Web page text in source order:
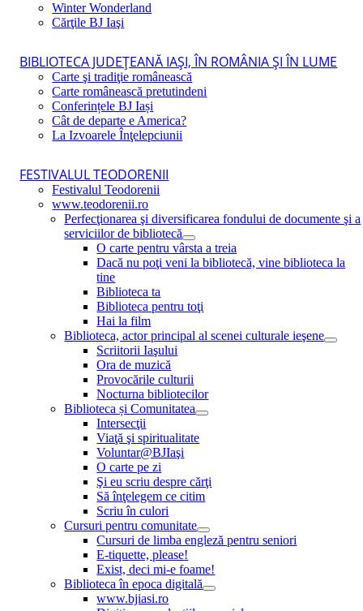
Winter Wonderland
Cărţile BJ Iaşi
BIBLIOTECA JUDEŢEANĂ IAŞI, ÎN ROMÂNIA ŞI ÎN LUME
Carte şi tradiţie românească
Carte românească pretutindeni
Conferințele BJ Iași
Cât de departe e America?
La Izvoarele Înţelepciunii
FESTIVALUL TEODORENII
Festivalul Teodorenii
www.teodorenii.ro
Perfecţionarea şi diversificarea fondului de documente şi a
serviciilor de bibliotecă
O carte pentru vârsta a treia
Dacă nu poţi veni la bibliotecă, vine biblioteca la
tine
Biblioteca ta
Biblioteca pentru toţi
Hai la film
Biblioteca, actor principal al scenei culturale ieşene
Scriitorii Iaşului
Ora de muzică
Provocările culturii
Nocturna bibliotecilor
Biblioteca și Comunitatea
Intersecţii
Viaţă şi spiritualitate
Voluntar@BJIaşi
O carte pe zi
Şi eu scriu despre cărţi
Să înţelegem ce citim
Scriu în culori
Cursuri pentru comunitate
Cursuri de limba engleză pentru seniori
E-tiquette, please!
Exist, deci mi-e foame!
Biblioteca în epoca digitală
www.bjiasi.ro